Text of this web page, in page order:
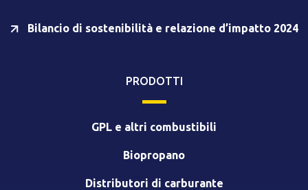
Bilancio di sostenibilità e relazione d’impatto 2024
PRODOTTI
GPL e altri combustibili
Biopropano
Distributori di carburante